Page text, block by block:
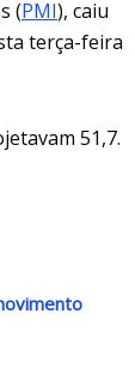
(PMI), caiu
terça-feira
51,7.